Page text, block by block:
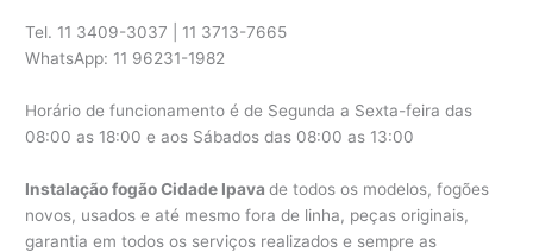
Tel. 11 3409-3037 | 11 3713-7665
WhatsApp: 11 96231-1982
Horário de funcionamento é de Segunda a Sexta-feira das
08:00 as 18:00 e aos Sábados das 08:00 as 13:00
Instalação fogão Cidade Ipavade todos os modelos, fogões
novos, usados e até mesmo fora de linha, peças originais,
garantia em todos os serviços realizados e sempre as